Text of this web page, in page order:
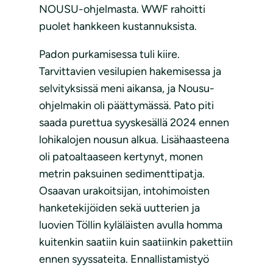
NOUSU-ohjelmasta. WWF rahoitti
puolet hankkeen kustannuksista.
Padon purkamisessa tuli kiire.
Tarvittavien vesilupien hakemisessa ja
selvityksissä meni aikansa, ja Nousu-
ohjelmakin oli päättymässä. Pato piti
saada purettua syyskesällä 2024 ennen
lohikalojen nousun alkua. Lisähaasteena
oli patoaltaaseen kertynyt, monen
metrin paksuinen sedimenttipatja.
Osaavan urakoitsijan, intohimoisten
hanketekijöiden sekä uutterien ja
luovien Töllin kyläläisten avulla homma
kuitenkin saatiin kuin saatiinkin pakettiin
ennen syyssateita. Ennallistamistyö